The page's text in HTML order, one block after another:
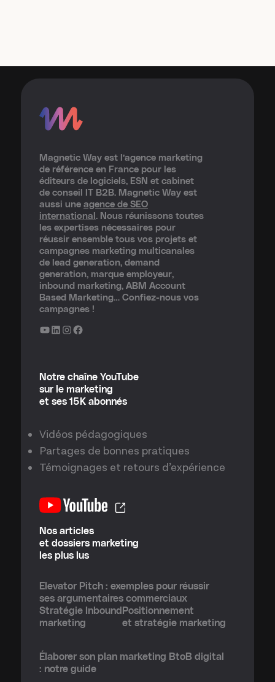
Magnetic Way est l’agence marketing
de référence en France pour les
éditeurs de logiciels, ESN et cabinet
de conseil IT B2B. Magnetic Way est
aussi une agence de SEO
international . Nous réunissons toutes
les expertises nécessaires pour
réussir ensemble tous vos projets et
campagnes marketing multicanales
de lead generation, demand
generation, marque employeur,
inbound marketing, ABM Account
Based Marketing… Confiez-nous vos
campagnes !
YouTube LinkedIn InstagramFacebook
Notre chaîne YouTube
sur le marketing
et ses 15K abonnés
Vidéos pédagogiques
Partages de bonnes pratiques
Témoignages et retours d’expérience
Nos articles
et dossiers marketing
les plus lus
Elevator Pitch : exemples pour réussir
ses argumentaires commerciaux
Stratégie Inbound
marketing
Positionnement
et stratégie marketing
Élaborer son plan marketing BtoB digital
: notre guide